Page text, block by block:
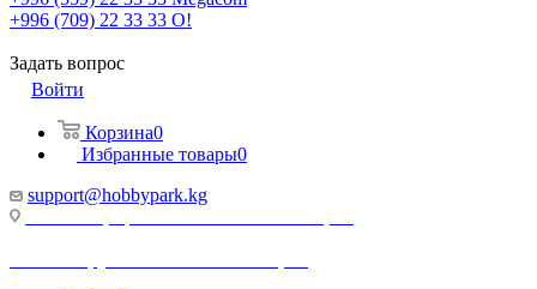
+996 (709) 22 33 33 O!
Задать вопрос
Войти
Корзина0
Избранные товары0
support@hobbypark.kg